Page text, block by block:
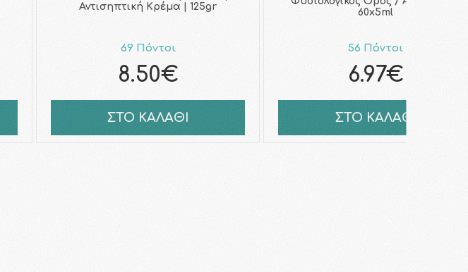
Αντισηπτική Κρέμα | 125gr
69 Πόντοι
8.50€
ΣΤΟ ΚΑΛΑΘΙ
60x5ml
56 Πόντοι
6.97€
ΣΤΟ ΚΑΛΑΘΙ